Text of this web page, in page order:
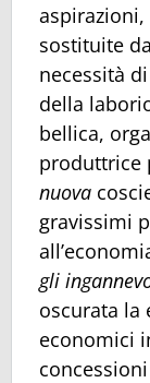
sostituite da
necessità
della
bellica,
produttrice
nuova
gravissimi
gli
oscurata la
economici